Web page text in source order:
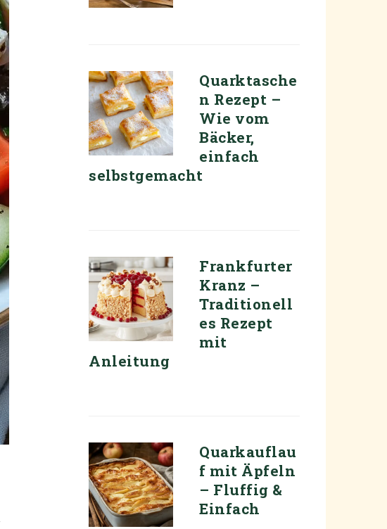
Quarktasche
n Rezept –
Wie vom
Bäcker,
einfach
selbstgemacht
Frankfurter
Kranz –
Traditionell
es Rezept
mit
Anleitung
Quarkauflau
f mit Äpfeln
– Fluffig &
Einfach